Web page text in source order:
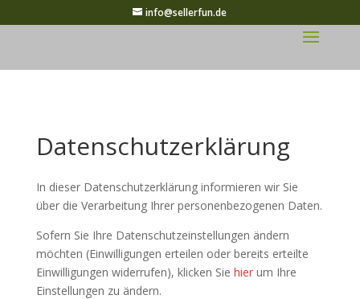
info@sellerfun.de
Datenschutzerklärung
In dieser Datenschutzerklärung informieren wir Sie
über die Verarbeitung Ihrer personenbezogenen Daten.
Sofern Sie Ihre Datenschutzeinstellungen ändern
möchten (Einwilligungen erteilen oder bereits erteilte
Einwilligungen widerrufen), klicken Sie hierum Ihre
Einstellungen zu ändern.